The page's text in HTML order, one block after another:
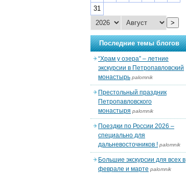
31
>
Последние темы блогов
“Храм у озера” – летние
экскурсии в Петропавловский
монастырь palomnik
Престольный праздник
Петропавловского
монастыря palomnik
Поездки по России 2026 –
специально для
дальневосточников ! palomnik
Большие экскурсии для всех в
феврале и марте palomnik